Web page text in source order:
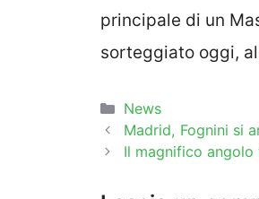
principale di un
sorteggiato oggi,
Categorie
News
Madrid, Fognini si
Il magnifico